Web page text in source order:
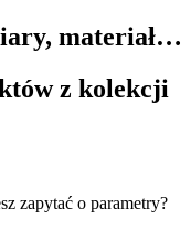
materiał…
z kolekcji
zapytać o parametry?